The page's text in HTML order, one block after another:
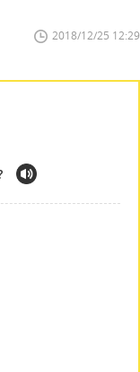
2018/12/25 12:29